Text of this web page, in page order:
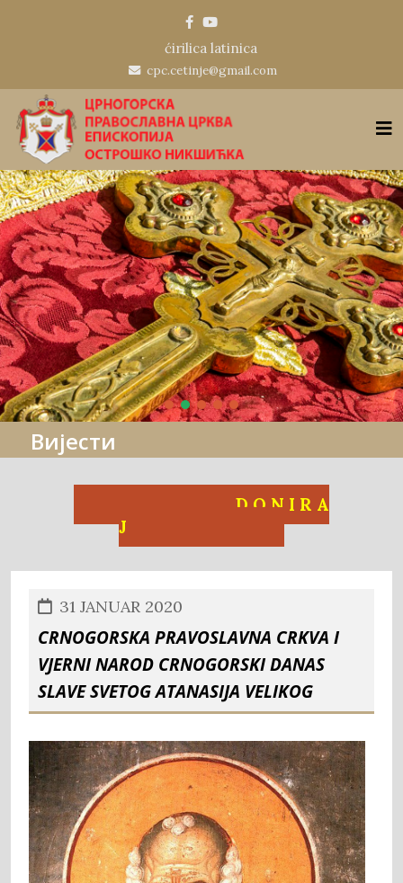
ćirilica latinica
cpc.cetinje@gmail.com
Вијести
D O N I R A
J
31 JANUAR 2020
CRNOGORSKA PRAVOSLAVNA CRKVA I
VJERNI NAROD CRNOGORSKI DANAS
SLAVE SVETOG ATANASIJA VELIKOG